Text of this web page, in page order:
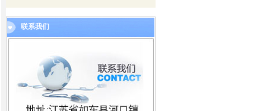
联系我们